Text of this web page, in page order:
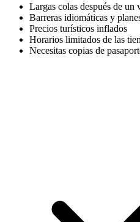
Largas colas después de un
Barreras idiomáticas y
Precios turísticos inflados
Horarios limitados de las
Necesitas copias de